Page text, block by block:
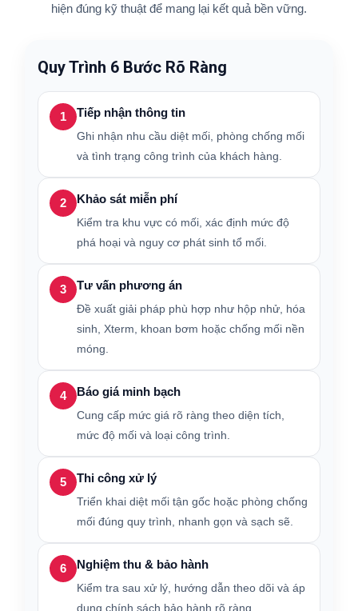
hiện đúng kỹ thuật để mang lại kết quả bền vững.
Quy Trình 6 Bước Rõ Ràng
1 Tiếp nhận thông tin
Ghi nhận nhu cầu diệt mối, phòng chống mối
và tình trạng công trình của khách hàng.
2 Khảo sát miễn phí
Kiểm tra khu vực có mối, xác định mức độ
phá hoại và nguy cơ phát sinh tổ mối.
3 Tư vấn phương án
Đề xuất giải pháp phù hợp như hộp nhử, hóa
sinh, Xterm, khoan bơm hoặc chống mối nền
móng.
4 Báo giá minh bạch
Cung cấp mức giá rõ ràng theo diện tích,
mức độ mối và loại công trình.
5 Thi công xử lý
Triển khai diệt mối tận gốc hoặc phòng chống
mối đúng quy trình, nhanh gọn và sạch sẽ.
6 Nghiệm thu & bảo hành
Kiểm tra sau xử lý, hướng dẫn theo dõi và áp
dụng chính sách bảo hành rõ ràng.